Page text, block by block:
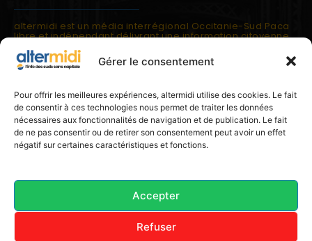
Gérer le consentement
Pour offrir les meilleures expériences, altermidi utilise des cookies. Le fait
de consentir à ces technologies nous permet de traiter les données
nécessaires aux fonctionnalités de navigation et de publication. Le fait
de ne pas consentir ou de retirer son consentement peut avoir un effet
négatif sur certaines caractéristiques et fonctions.
Accepter
Refuser
altermidi est un média interrégional Occitanie-Sud Paca
libre et indépendant délivrant une information citoyenne
altermidi est ouvert sur les suds, la méditerranée,
l'europe.
altermidi aborde des thématiques globales évaluées à
partir des constats de terrain ou d'analyses à l'échelon
local.
altermidi c'est l'information capitale, sans capitale.